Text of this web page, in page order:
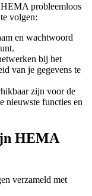
probleemloos
volgen:
en wachtwoord
bij het
van je gegevens te
zijn voor de
nieuwste functies en
HEMA
verzameld met